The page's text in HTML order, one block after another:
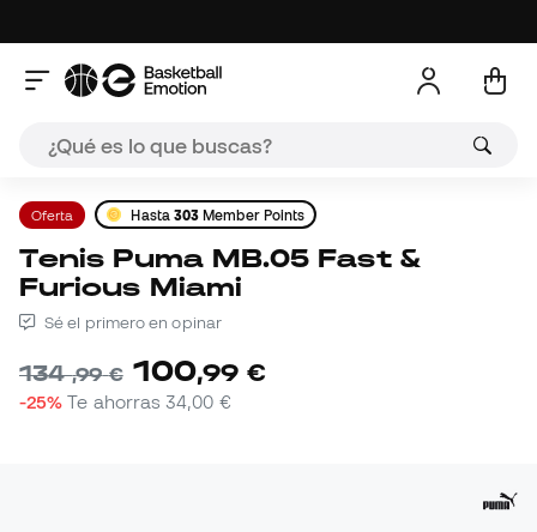
Oferta Hasta 303 Member Points
Tenis Puma MB.05 Fast &
Furious Miami
Sé el primero en opinar
134,99 € 100,99 €
-25% Te ahorras34,00 €